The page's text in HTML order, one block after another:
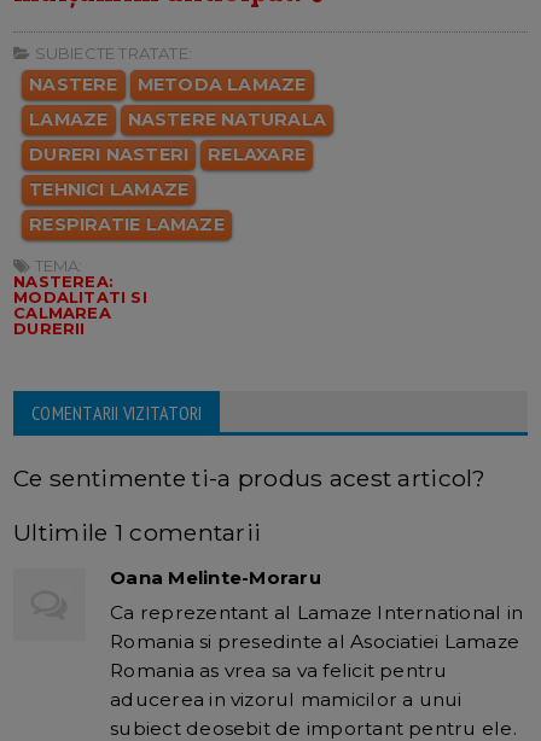
SUBIECTE TRATATE:
NASTERE
METODA LAMAZE
LAMAZE
NASTERE NATURALA
DURERI NASTERI
RELAXARE
TEHNICI LAMAZE
RESPIRATIE LAMAZE
TEMA:
NASTEREA:
MODALITATI SI
CALMAREA
DURERII
COMENTARII VIZITATORI
Ce sentimente ti-a produs acest articol?
Ultimile 1 comentarii
Oana Melinte-Moraru
Ca reprezentant al Lamaze International in
Romania si presedinte al Asociatiei Lamaze
Romania as vrea sa va felicit pentru
aducerea in vizorul mamicilor a unui
subiect deosebit de important pentru ele.